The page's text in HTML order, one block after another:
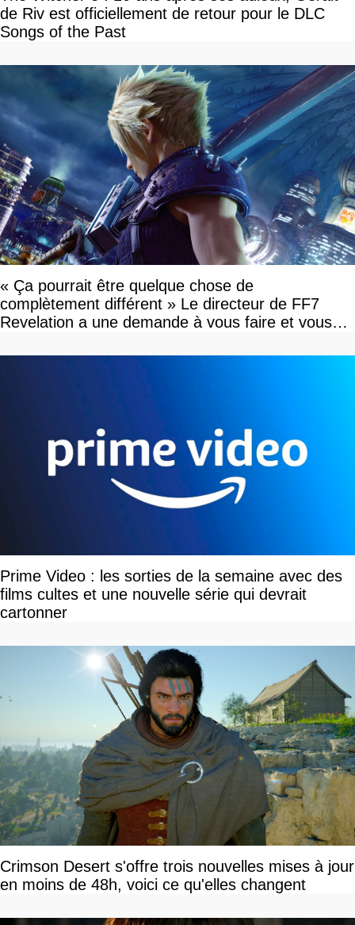
de Riv est officiellement de retour pour le DLC
Songs of the Past
« Ça pourrait être quelque chose de
complètement différent » Le directeur de FF7
Revelation a une demande à vous faire et vous
Prime Video : les sorties de la semaine avec des
films cultes et une nouvelle série qui devrait
cartonner
Crimson Desert s'offre trois nouvelles mises à jour
en moins de 48h, voici ce qu'elles changent